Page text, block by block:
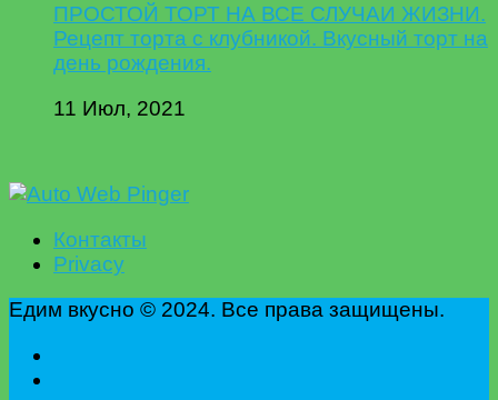
ПРОСТОЙ ТОРТ НА ВСЕ СЛУЧАИ ЖИЗНИ.
Рецепт торта с клубникой. Вкусный торт на
день рождения.
11 Июл, 2021
Контакты
Privacy
Едим вкусно © 2024. Все права защищены.